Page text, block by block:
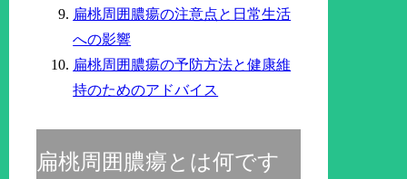
扁桃周囲膿瘍の注意点と日常生活
への影響
扁桃周囲膿瘍の予防方法と健康維
持のためのアドバイス
扁桃周囲膿瘍とは何です